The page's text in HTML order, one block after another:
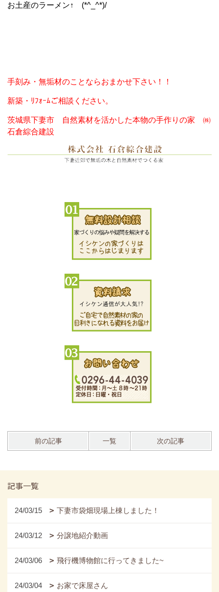
お土産のラーメン↑ (*^_^*)/
手刻み・無垢材のことならおまかせ下さい！！
新築・ﾘﾌｫｰﾑご相談ください。
茨城県下妻市 自然素材を活かした本物の手作りの家 ㈱
石倉綜合建設
前の記事 一覧 次の記事
記事一覧
24/03/15 下妻市袋畑現場上棟しました！
24/03/12 分譲地紹介動画
24/03/06 飛行機博物館に行ってきました~
24/03/04 お家で床屋さん